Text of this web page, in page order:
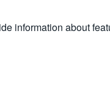
information about